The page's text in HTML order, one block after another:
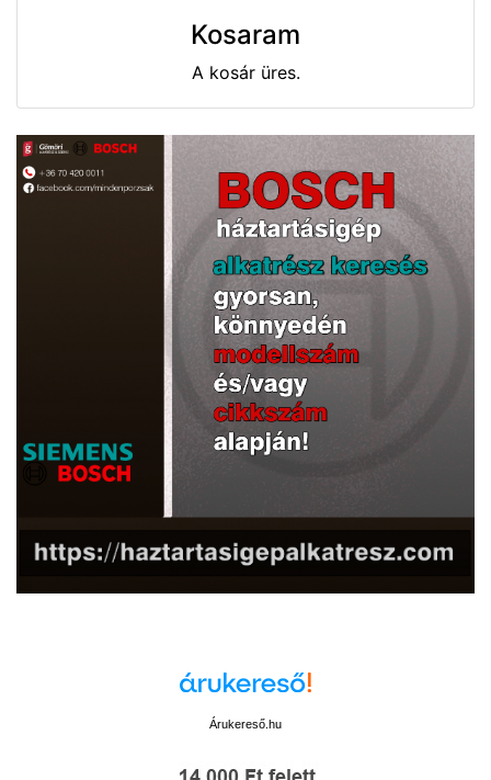
Kosaram
A kosár üres.
Árukereső.hu